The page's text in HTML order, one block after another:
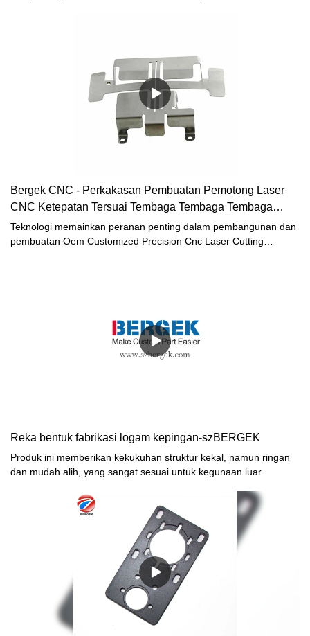
Bergek CNC - Perkakasan Pembuatan Pemotong Laser
CNC Ketepatan Tersuai Tembaga Tembaga Tembaga
Tahan Karat Aluminium Lembaran Aluminium Ditemui
Teknologi memainkan peranan penting dalam pembangunan dan
pembuatan Oem Customized Precision Cnc Laser Cutting
Reka bentuk fabrikasi logam kepingan-szBERGEK
Produk ini memberikan kekukuhan struktur kekal, namun ringan
dan mudah alih, yang sangat sesuai untuk kegunaan luar.